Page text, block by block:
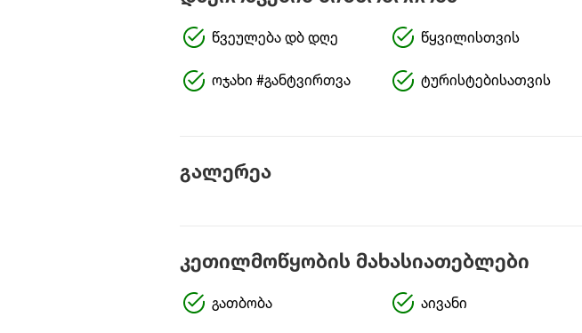
წვეულება დბ დღე წყვილისთვის
ოჯახი #განტვირთვა ტურისტებისათვის
გალერეა
კეთილმოწყობის მახასიათებლები
გათბობა აივანი